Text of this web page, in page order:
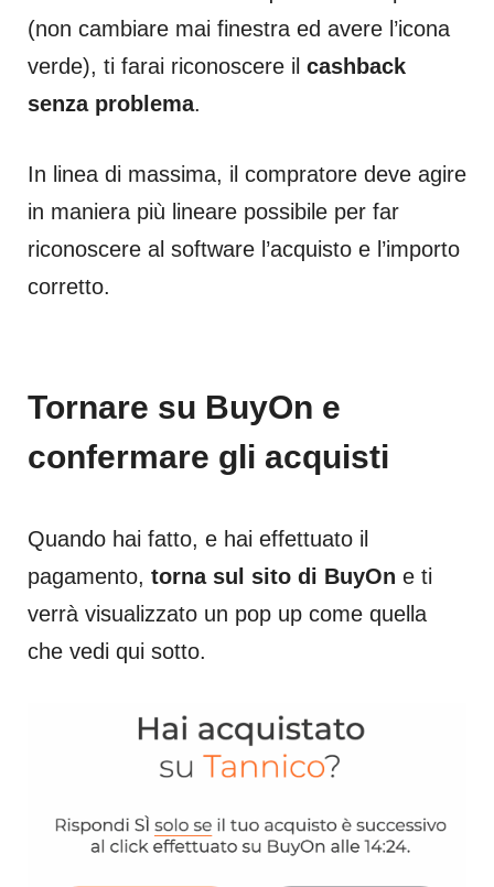
(non cambiare mai finestra ed avere l’icona
verde), ti farai riconoscere il cashback
senza problema.
In linea di massima, il compratore deve agire
in maniera più lineare possibile per far
riconoscere al software l’acquisto e l’importo
corretto.
Tornare su BuyOn e
confermare gli acquisti
Quando hai fatto, e hai effettuato il
pagamento, torna sul sito di BuyOn e ti
verrà visualizzato un pop up come quella
che vedi qui sotto.